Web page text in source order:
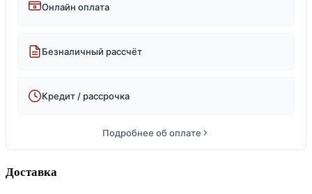
Онлайн оплата
Безналичный рассчёт
Кредит / рассрочка
Подробнее об оплате
Доставка